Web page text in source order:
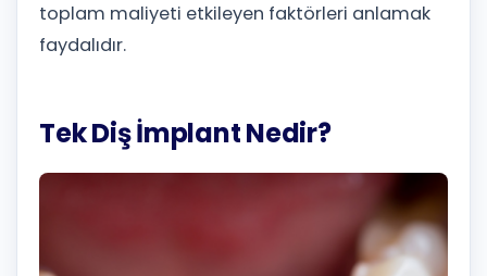
toplam maliyeti etkileyen faktörleri anlamak
faydalıdır.
Tek Diş İmplant Nedir?